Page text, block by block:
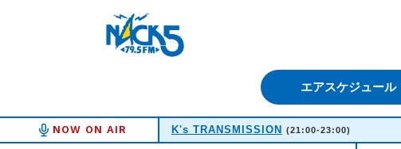
エアスケジュール
NOW ON AIR K's TRANSMISSION (21:00-23:00)